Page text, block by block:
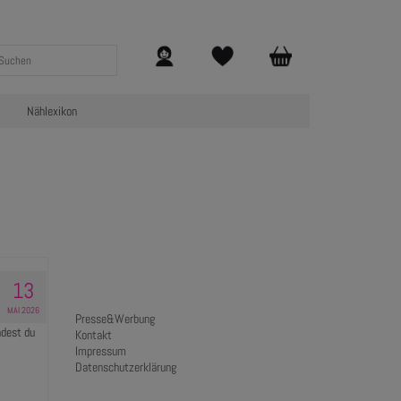
Nählexikon
13
MAI 2026
du
Presse&Werbung
Kontakt
Impressum
Datenschutzerklärung